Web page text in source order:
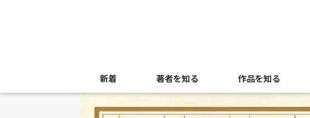
新着 著者を知る 作品を知る